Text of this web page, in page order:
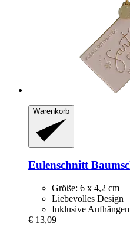
Warenkorb
Eulenschnitt
Größe: 6 x 4,2 cm
Liebevolles Design
Inklusive
€ 13,09